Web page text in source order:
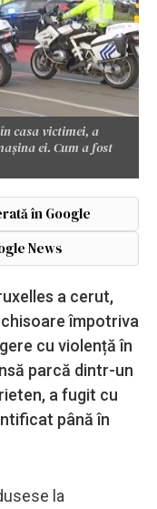
casa victimei, a
ei. Cum a fost
în Google
News
a cerut,
împotriva
cu violență în
parcă dintr-un
a fugit cu
până în
la